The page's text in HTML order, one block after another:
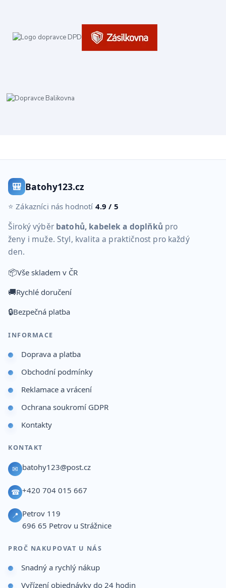
🎒 Batohy123.cz
⭐ Zákazníci nás hodnotí 4.9 / 5
Široký výběr batohů, kabelek a doplňků pro
ženy i muže. Styl, kvalita a praktičnost pro každý
den.
📦Vše skladem v ČR
🚚Rychlé doručení
🔒Bezpečná platba
INFORMACE
Doprava a platba
Obchodní podmínky
Reklamace a vrácení
Ochrana soukromí GDPR
Kontakty
KONTAKT
✉ batohy123@post.cz
☎ +420 704 015 667
📍 Petrov 119
696 65 Petrov u Strážnice
PROČ NAKUPOVAT U NÁS
Snadný a rychlý nákup
Vyřízení objednávky do 24 hodin